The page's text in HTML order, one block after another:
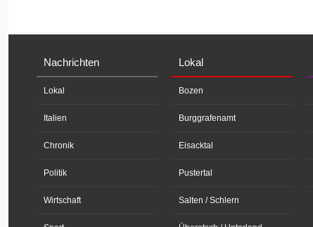
Nachrichten
Lokal
Italien
Chronik
Politik
Wirtschaft
Lokal
Bozen
Burggrafenamt
Eisacktal
Pustertal
Salten / Schlern